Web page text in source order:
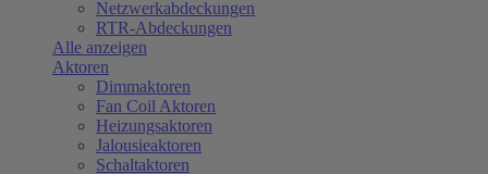
Netzwerkabdeckungen
RTR-Abdeckungen
Alle anzeigen
Aktoren
Dimmaktoren
Fan Coil Aktoren
Heizungsaktoren
Jalousieaktoren
Schaltaktoren